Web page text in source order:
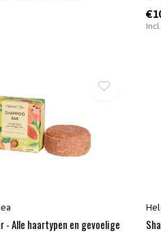
- Alle haartypen en gevoelige